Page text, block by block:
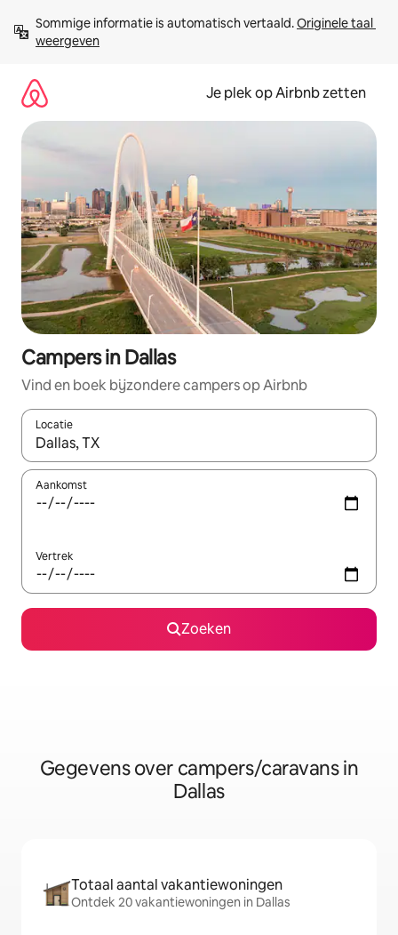
direct
naar
Sommige informatie is automatisch vertaald. Originele taal
weergeven
Je plek op Airbnb zetten
Campers in Dallas
Vind en boek bijzondere campers op Airbnb
Locatie
Wanneer er resultaten beschikbaar zijn, maak je een keuze
Aankomst
Vertrek
Zoeken
Gegevens over campers/caravans in
Dallas
Totaal aantal vakantiewoningen
Ontdek 20 vakantiewoningen in Dallas